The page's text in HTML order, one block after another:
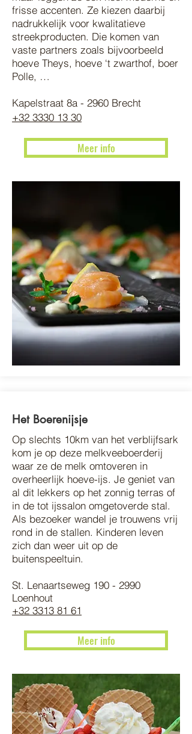
frisse accenten. Ze kiezen daarbij
nadrukkelijk voor kwalitatieve
streekproducten. Die komen van
vaste partners zoals bijvoorbeeld
hoeve Theys, hoeve ‘t zwarthof, boer
Polle, …
Kapelstraat 8a - 2960 Brecht
+32 3330 13 30
Meer info
Het Boerenijsje
Op slechts 10km van het verblijfsark
kom je op deze melkveeboerderij
waar ze de melk omtoveren in
overheerlijk hoeve-ijs. Je geniet van
al dit lekkers op het zonnig terras of
in de tot ijssalon omgetoverde stal.
Als bezoeker wandel je trouwens vrij
rond in de stallen. Kinderen leven
zich dan weer uit op de
buitenspeeltuin.
St. Lenaartseweg 190 - 2990
Loenhout
+32 3313 81 61
Meer info